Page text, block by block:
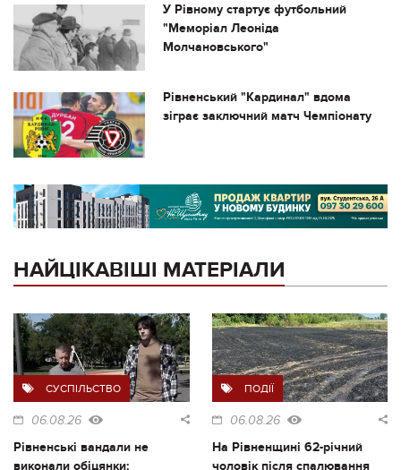
У Рівному стартує футбольний
"Меморіал Леоніда
Молчановського"
Рівненський "Кардинал" вдома
зіграє заключний матч Чемпіонату
НАЙЦІКАВІШІ МАТЕРІАЛИ
СУСПІЛЬСТВО
06.08.26
Рівненські вандали не
виконали обіцянки:
ПОДІЇ
06.08.26
На Рівненщині 62-річний
чоловік після спалювання